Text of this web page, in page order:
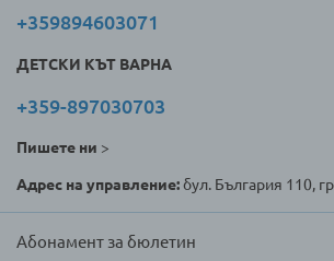
+359894603071
ДЕТСКИ КЪТ ВАРНА
+359-897030703
Пишете ни >
Адрес на управление:бул. България 110,
Абонамент за бюлетин